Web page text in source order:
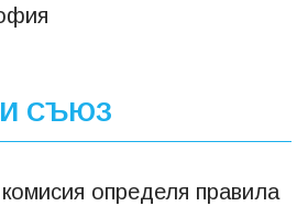
СЪЮЗ
определя правила